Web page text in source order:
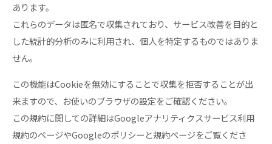
あります。
これらのデータは匿名で収集されており、サービス改善を目的と
した統計的分析のみに利用され、個人を特定するものではありま
せん。
この機能はCookieを無効にすることで収集を拒否することが出
来ますので、お使いのブラウザの設定をご確認ください。
この規約に関しての詳細はGoogleアナリティクスサービス利用
規約のページやGoogleのポリシーと規約ページをご覧くださ